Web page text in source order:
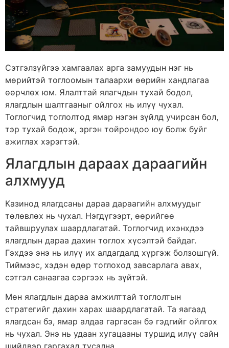
Сэтгэлзүйгээ хамгаалах арга замуудын нэг нь
мөрийтэй тоглоомын талаархи өөрийн хандлагаа
өөрчлөх юм. Ялалттай ялагчдын тухай бодол,
ялагдлын шалтгааныг ойлгох нь илүү чухал.
Тоглогчид тоглолтод ямар нэгэн зүйлд учирсан бол,
тэр тухай бодож, эргэн тойрондоо юу болж буйг
ажиглах хэрэгтэй.
Ялагдлын дараах дараагийн
алхмууд
Казинод ялагдсаны дараа дараагийн алхмуудыг
төлөвлөх нь чухал. Нэгдүгээрт, өөрийгөө
тайвшруулах шаардлагатай. Тоглогчид ихэнхдээ
ялагдлын дараа дахин тоглох хүсэлтэй байдаг.
Гэхдээ энэ нь илүү их алдагдалд хүргэж болзошгүй.
Тиймээс, хэдэн өдөр тоглоход завсарлага авах,
сэтгэл санаагаа сэргээх нь зүйтэй.
Мөн ялагдлын дараа амжилттай тоглолтын
стратегийг дахин харах шаардлагатай. Та яагаад
ялагдсан бэ, ямар алдаа гаргасан бэ гэдгийг ойлгох
нь чухал. Энэ нь удаан хугацааны туршид илүү сайн
шийдвэр гаргахад тусална.